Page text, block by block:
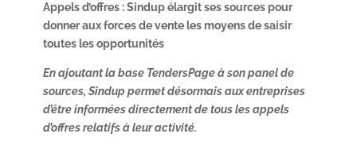
Appels d’offres : Sindup élargit ses sources pour
donner aux forces de vente les moyens de saisir
toutes les opportunités
En ajoutant la base TendersPage à son panel de
sources, Sindup permet désormais aux entreprises
d’être informées directement de tous les appels
d’offres relatifs à leur activité.